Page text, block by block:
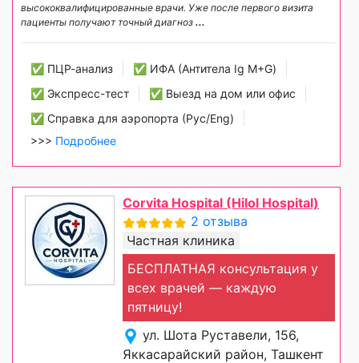
высококвалифицированные врачи. Уже после первого визита
пациенты получают точный диагноз ...
✅ ПЦР-анализ
✅ ИФА (Антитела Ig М+G)
✅ Экспресс-тест
✅ Выезд на дом или офис
✅ Справка для аэропорта (Рус/Eng)
>>> Подробнее
Corvita Hospital (Hilol Hospital)
2 отзыва
Частная клиника
БЕСПЛАТНАЯ консультация у
всех врачей — каждую
пятницу!
ул. Шота Руставели, 156,
Яккасарайский район, Ташкент